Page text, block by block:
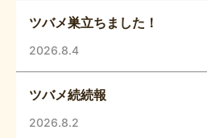
ツバメ巣立ちました！
2026.8.4
ツバメ続続報
2026.8.2